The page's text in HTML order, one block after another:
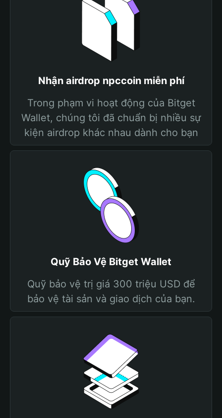
Nhận airdrop npccoin miễn phí
Trong phạm vi hoạt động của Bitget
Wallet, chúng tôi đã chuẩn bị nhiều sự
kiện airdrop khác nhau dành cho bạn
Quỹ Bảo Vệ Bitget Wallet
Quỹ bảo vệ trị giá 300 triệu USD để
bảo vệ tài sản và giao dịch của bạn.